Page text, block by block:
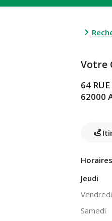
Votre
64
62000
Jeudi
Vendredi
Samedi